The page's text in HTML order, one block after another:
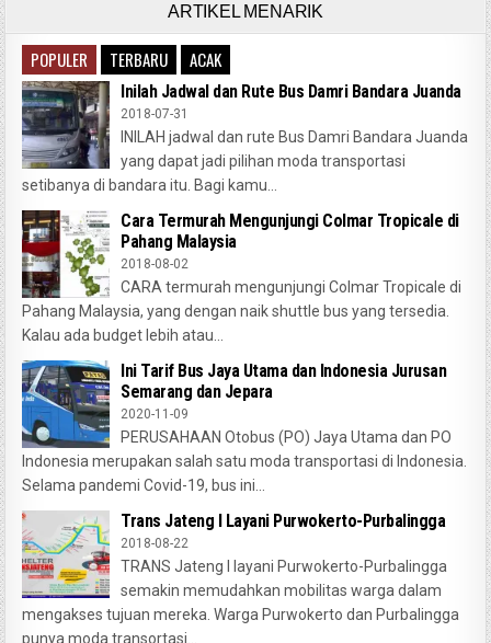
ARTIKEL MENARIK
POPULER TERBARU ACAK
Inilah Jadwal dan Rute Bus Damri Bandara Juanda
2018-07-31
INILAH jadwal dan rute Bus Damri Bandara Juanda
yang dapat jadi pilihan moda transportasi
setibanya di bandara itu. Bagi kamu...
Cara Termurah Mengunjungi Colmar Tropicale di
Pahang Malaysia
2018-08-02
CARA termurah mengunjungi Colmar Tropicale di
Pahang Malaysia, yang dengan naik shuttle bus yang tersedia.
Kalau ada budget lebih atau...
Ini Tarif Bus Jaya Utama dan Indonesia Jurusan
Semarang dan Jepara
2020-11-09
PERUSAHAAN Otobus (PO) Jaya Utama dan PO
Indonesia merupakan salah satu moda transportasi di Indonesia.
Selama pandemi Covid-19, bus ini...
Trans Jateng I Layani Purwokerto-Purbalingga
2018-08-22
TRANS Jateng I layani Purwokerto-Purbalingga
semakin memudahkan mobilitas warga dalam
mengakses tujuan mereka. Warga Purwokerto dan Purbalingga
punya moda transortasi...